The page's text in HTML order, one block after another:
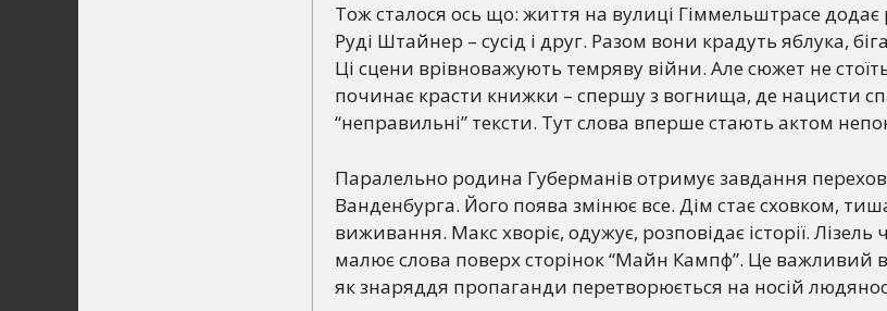
Тож сталося ось що: життя на вулиці Гіммельштрасе додає
Руді Штайнер – сусід і друг. Разом вони крадуть яблука,
Ці сцени врівноважують темряву війни. Але сюжет не стоїть
починає красти книжки – спершу з вогнища, де нацисти
“неправильні” тексти. Тут слова вперше стають актом
Паралельно родина Губерманів отримує завдання
Ванденбурга. Його поява змінює все. Дім стає сховком,
виживання. Макс хворіє, одужує, розповідає історії. Лізель
малює слова поверх сторінок “Майн Кампф”. Це важливий
як знаряддя пропаганди перетворюється на носій